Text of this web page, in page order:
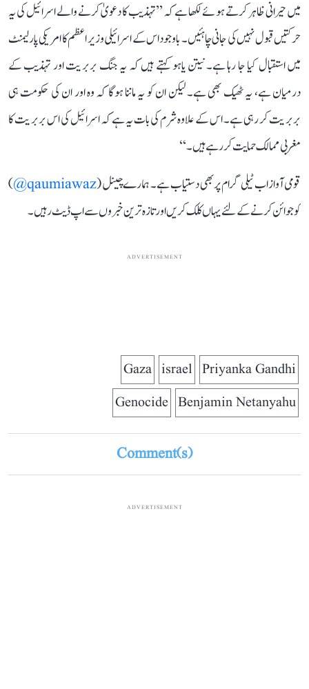
میں حیرانی ظاہر کرتے ہوئے لکھا ہے کہ ’’تہذیب کا دعویٰ کرنے والے اسرائیل کی یہ
حرکتیں قبول نہیں کی جانی چاہئیں۔ باوجود اس کے اسرائیلی وزیر اعظم کا امریکی پارلیمنٹ
میں استقبال کیا جا رہا ہے۔ نیتن یاہو کہتے ہیں کہ یہ جنگ بربریت اور تہذیب کے
درمیان ہے، یہ ٹھیک بھی ہے۔ لیکن ان کو یہ ماننا ہوگا کہ وہ اور ان کی حکومت ہی
بربریت کر رہی ہے۔ اس کے علاوہ شرم کی بات یہ ہے کہ اسرائیل کی اس بربریت کا
مغربی ممالک حمایت کر رہے ہیں۔‘‘
قومی آواز اب ٹیلی گرام پر بھی دستیاب ہے۔ ہمارے چینل (qaumiawaz@
)
کو جوائن کرنے کے لئے یہاں کلک کریں اور تازہ ترین خبروں سے اپ ڈیٹ رہیں۔
ADVERTISEMENT
Priyanka Gandhi
israel
Gaza
Benjamin Netanyahu
Genocide
Comment(s)
ADVERTISEMENT